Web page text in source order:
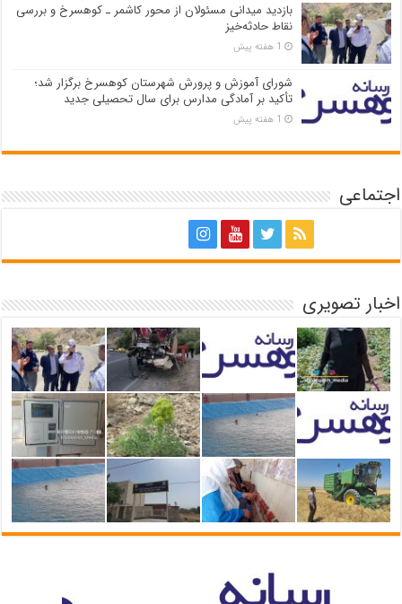
بازدید میدانی مسئولان از محور کاشمر ـ کوهسرخ و بررسی
نقاط حادثه‌خیز
1 هفته پیش
شورای آموزش و پرورش شهرستان کوهسرخ برگزار شد؛
تأکید بر آمادگی مدارس برای سال تحصیلی جدید
1 هفته پیش
اجتماعی
اخبار تصویری